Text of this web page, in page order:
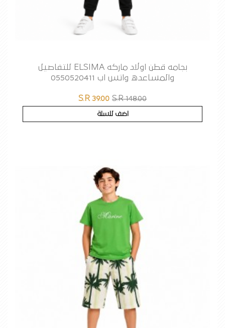
بجامه قطن اولاد ماركه ELSIMA للتفاصيل
والمساعده واتس اب 0550520411
S.R 39.00 S.R 148.00
اضف للسلة